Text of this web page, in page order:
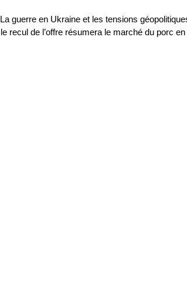
guerre en Ukraine et les tensions
de l’offre résumera le marché du porc